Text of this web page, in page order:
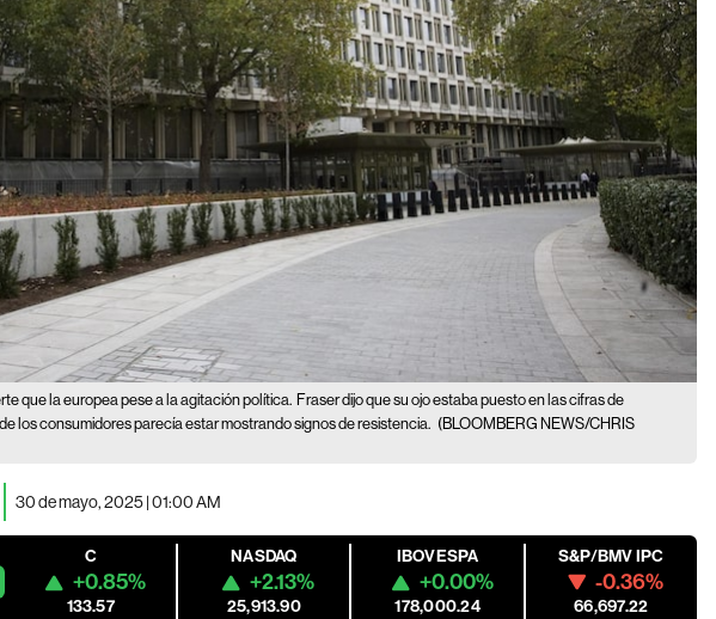
que la europea pese a la agitación política. Fraser dijo que su ojo estaba puesto en las cifras de
los consumidores parecía estar mostrando signos de resistencia. (BLOOMBERG NEWS/CHRIS
30 de mayo, 2025 | 01:00 AM
C
+0.85%
133.57
NASDAQ
+2.13%
25,913.90
IBOVESPA
+0.00%
178,000.24
S&P/BMV IPC
-0.36%
66,697.22